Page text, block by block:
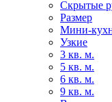
Скрытые
Размер
Мини-
Узкие
3 кв. м.
5 кв. м.
6 кв. м.
9 кв. м.